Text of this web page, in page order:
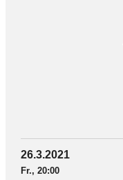
26.3.2021
Fr., 20:00